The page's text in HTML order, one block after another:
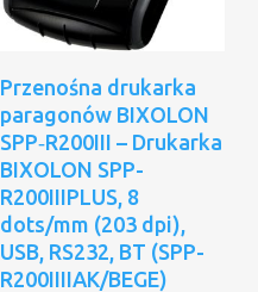
Dodaj Do Koszyka
Przenośna drukarka
paragonów BIXOLON
SPP‑R200III – Drukarka
BIXOLON SPP-
R200IIIPLUS, 8
dots/mm (203 dpi),
USB, RS232, BT (SPP-
R200IIIIAK/BEGE)